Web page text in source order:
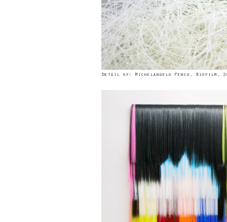
Detail of: Michelangelo Penso, Biofilm,